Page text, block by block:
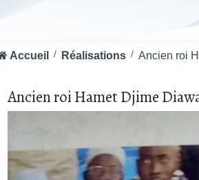
Accueil Réalisations Ancien roi
Ancien roi Hamet Djime